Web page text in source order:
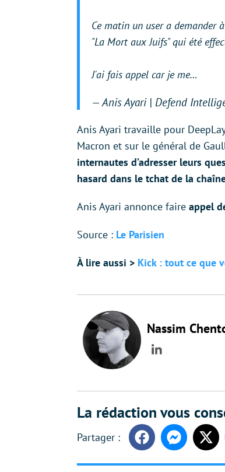
Ce matin un user a demander
"La Mort aux Juifs" qui été
J'ai fais appel car je me…
— Anis Ayari | Defend
Anis Ayari travaille pour
Macron et sur le général de
internautes d’adresser leurs
hasard dans le tchat de la
Anis Ayari annonce faire appel
Source : Le Parisien
À lire aussi > Kick : tout ce que
Nassim
LinkedIn
La rédaction vous
FacebookMessenger